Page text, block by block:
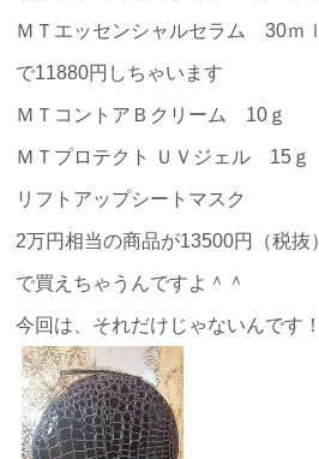
ＭＴエッセンシャルセラム 30
で11880円しちゃいます
ＭＴコントアＢクリーム 10ｇ
ＭＴプロテクト ＵＶジェル 15ｇ
リフトアップシートマスク
2万円相当の商品が13500円（税抜）
で買えちゃうんですよ＾＾
今回は、それだけじゃないんです！